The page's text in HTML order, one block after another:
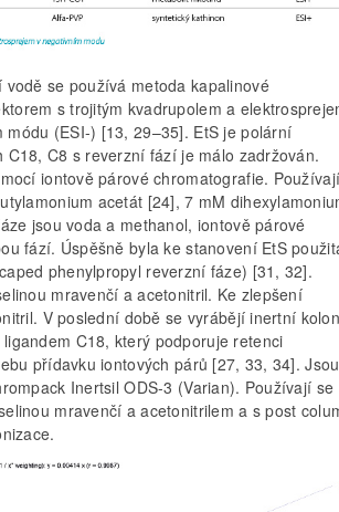
se používá metoda kapalinové
s trojitým kvadrupolem a
(ESI-) [13, 29–35]. EtS je polární
C8 s reverzní fází je málo zadržován.
iontově párové chromatografie. Používají
acetát [24], 7 mM
jsou voda a methanol, iontově párové
fází. Úspěšně byla ke stanovení EtS
phenylpropyl reverzní fáze) [31, 32].
mravenčí a acetonitril. Ke zlepšení
V poslední době se vyrábějí inertní
C18, který podporuje retenci
přídavku iontových párů [27, 33, 34]. Jsou
Inertsil ODS-3 (Varian). Používají se
mravenčí a acetonitrilem a s post